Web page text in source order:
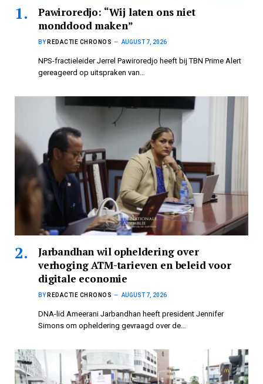
Pawiroredjo: “Wij laten ons niet
monddood maken”
BY REDACTIE CHRONOS AUGUST 7, 2026
NPS-fractieleider Jerrel Pawiroredjo heeft bij TBN Prime Alert
gereageerd op uitspraken van…
Jarbandhan wil opheldering over
verhoging ATM-tarieven en beleid voor
digitale economie
BY REDACTIE CHRONOS AUGUST 7, 2026
DNA-lid Ameerani Jarbandhan heeft president Jennifer
Simons om opheldering gevraagd over de…